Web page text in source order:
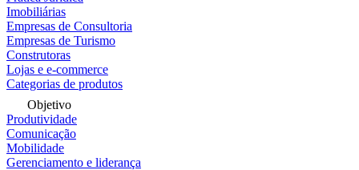
Imobiliárias
Empresas de Consultoria
Empresas de Turismo
Construtoras
Lojas e e-commerce
Categorias de produtos
Objetivo
Produtividade
Comunicação
Mobilidade
Gerenciamento e liderança